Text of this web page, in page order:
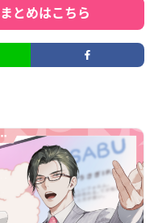
とめはこちら